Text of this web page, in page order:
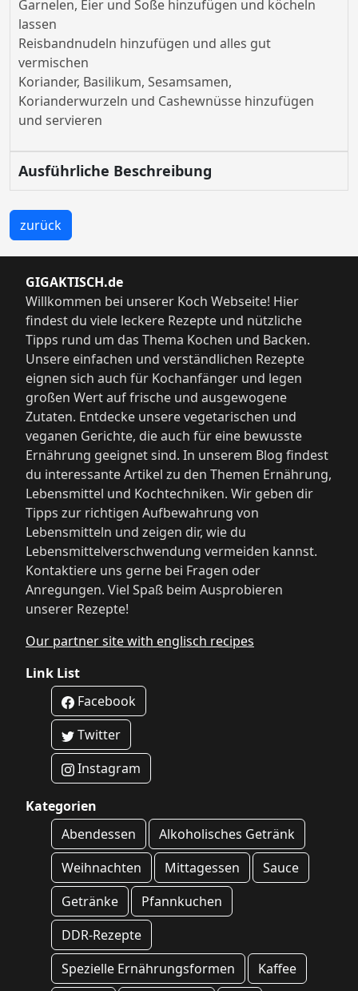
Garnelen, Eier und Soße hinzufügen und köcheln
lassen
Reisbandnudeln hinzufügen und alles gut
vermischen
Koriander, Basilikum, Sesamsamen,
Korianderwurzeln und Cashewnüsse hinzufügen
und servieren
Ausführliche Beschreibung
zurück
GIGAKTISCH.de
Willkommen bei unserer Koch Webseite! Hier
findest du viele leckere Rezepte und nützliche
Tipps rund um das Thema Kochen und Backen.
Unsere einfachen und verständlichen Rezepte
eignen sich auch für Kochanfänger und legen
großen Wert auf frische und ausgewogene
Zutaten. Entdecke unsere vegetarischen und
veganen Gerichte, die auch für eine bewusste
Ernährung geeignet sind. In unserem Blog findest
du interessante Artikel zu den Themen Ernährung,
Lebensmittel und Kochtechniken. Wir geben dir
Tipps zur richtigen Aufbewahrung von
Lebensmitteln und zeigen dir, wie du
Lebensmittelverschwendung vermeiden kannst.
Kontaktiere uns gerne bei Fragen oder
Anregungen. Viel Spaß beim Ausprobieren
unserer Rezepte!
Our partner site with englisch recipes
Link List
Facebook
Twitter
Instagram
Kategorien
Abendessen
Alkoholisches Getränk
Weihnachten
Mittagessen
Sauce
Getränke
Pfannkuchen
DDR-Rezepte
Spezielle Ernährungsformen
Kaffee